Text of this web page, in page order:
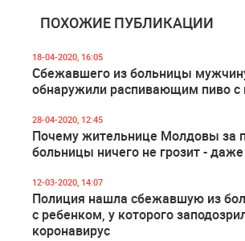
ПОХОЖИЕ ПУБЛИКАЦИИ
18-04-2020, 16:05
Сбежавшего из больницы
обнаружили распивающим пиво с
28-04-2020, 12:45
Почему жительнице Молдовы за
больницы ничего не грозит -
12-03-2020, 14:07
Полиция нашла сбежавшую из
с ребенком, у которого
коронавирус